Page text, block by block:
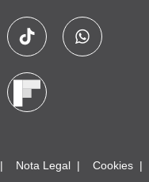
Nota Legal Cookies